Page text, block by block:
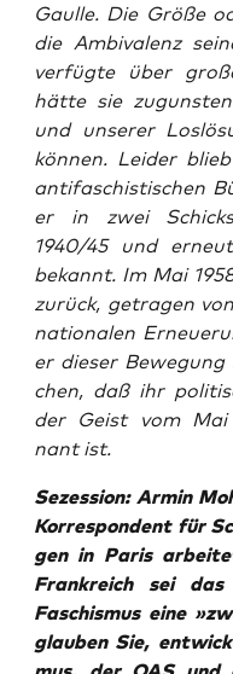
Gaul­le. Die Grö­ße
die Ambi­va­lenz
ver­füg­te über
hät­te sie
und unse­rer
kön­nen. Lei­der
anti­fa­schis­ti­schen
er in zwei
1940/45 und
bekannt. Im Mai
zurück, getra­gen
natio­na­len
er die­ser
chen, daß ihr
der Geist vom
nant ist.
Sezes­si­on: Armin
Kor­re­spon­dent für
gen in Paris
Frank­reich sei
Faschis­mus eine
glau­ben Sie,